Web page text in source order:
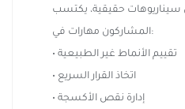
سيناريوهات حقيقية، يكتسب
المشاركون مهارات في:
• تقييم الأنماط غير الطبيعية
• اتخاذ القرار السريع
• إدارة نقص الأكسجة